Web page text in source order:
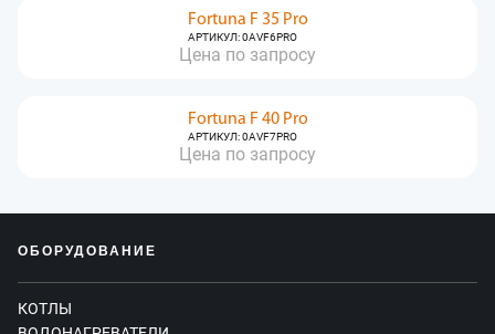
Fortuna F 35 Pro
АРТИКУЛ: 0AVF6PRO
Цена по запросу
Fortuna F 40 Pro
АРТИКУЛ: 0AVF7PRO
Цена по запросу
ОБОРУДОВАНИЕ
КОТЛЫ